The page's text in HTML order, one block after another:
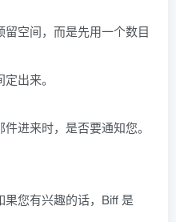
空间，而是先用一个数目
出来。
进来时，是否要通知您。
您有兴趣的话，Biff 是